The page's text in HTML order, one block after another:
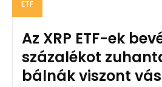
ETF
Az XRP ETF-ek
százalékot
bálnák viszont